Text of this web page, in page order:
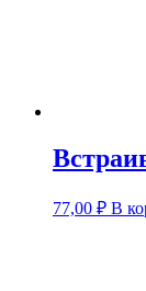
77,00 ₽ В